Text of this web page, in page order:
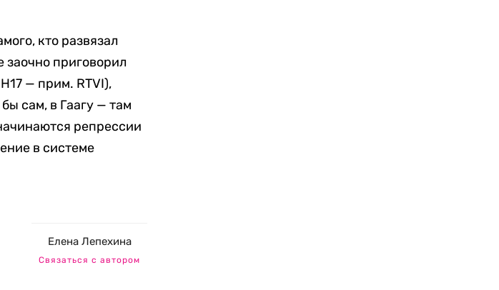
кто развязал
заочно приговорил
— прим. RTVI),
сам, в Гаагу — там
репрессии
в системе
Елена Лепехина
Связаться с автором